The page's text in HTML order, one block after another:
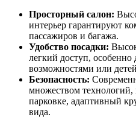
Просторный салон:
интерьер гарантируют
пассажиров и багажа.
Удобство посадки:
легкий доступ,
возможностями или
Безопасность:
множеством
парковке, адаптивный
вида.